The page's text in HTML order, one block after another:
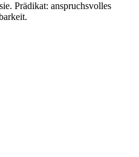
Prädikat: anspruchsvolles